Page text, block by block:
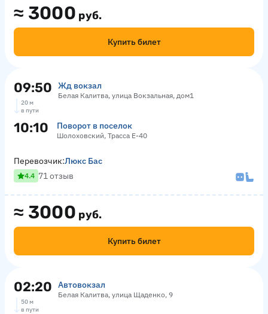
≈ 3000 руб.
Купить билет
09:50 Жд вокзал
Белая Калитва, улица Вокзальная, дом1
20 м
в пути
10:10 Поворот в поселок
Шолоховский, Трасса Е-40
≈ 3000 руб.
Купить билет
Перевозчик:Люкс Бас
4.4 71 отзыв
02:20 Автовокзал
Белая Калитва, улица Щаденко, 9
50 м
в пути